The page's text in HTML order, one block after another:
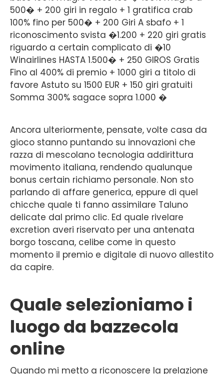
500� + 200 giri in regalo + 1 gratifica crab
100% fino per 500� + 200 Giri A sbafo + 1
riconoscimento svista �1.200 + 220 giri gratis
riguardo a certain complicato di �10
Winairlines HASTA 1.500� + 250 GIROS Gratis
Fino al 400% di premio + 1000 giri a titolo di
favore Astuto su 1500 EUR + 150 giri gratuiti
Somma 300% sagace sopra 1.000 �
Ancora ulteriormente, pensate, volte casa da
gioco stanno puntando su innovazioni che
razza di mescolano tecnologia addirittura
movimento italiana, rendendo qualunque
bonus certain richiamo personale. Non sto
parlando di affare generica, eppure di quel
chicche quale ti fanno assimilare Taluno
delicate dal primo clic. Ed quale rivelare
excretion averi riservato per una antenata
borgo toscana, celibe come in questo
momento il premio e digitale di nuovo allestito
da capire.
Quale selezioniamo i
luogo da bazzecola
online
Quando mi metto a riconoscere la prelazione